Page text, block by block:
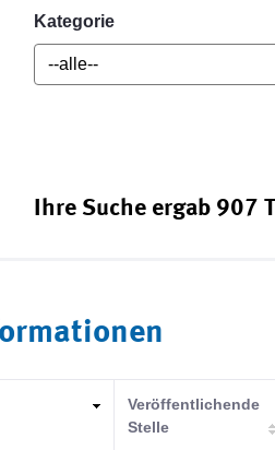
Kategorie
Ihre Suche ergab 907
Veröffentlichende
Stelle